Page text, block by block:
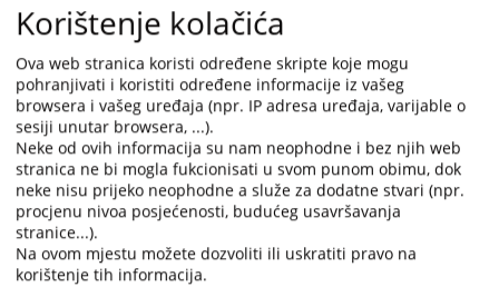
Prikazana vijest je na
Prateći dokumenti
EJN izvještaj
PREGLEDA
Korištenje kolačića
Ova web stranica koristi određene skripte koje mogu
pohranjivati i koristiti određene informacije iz vašeg
browsera i vašeg uređaja (npr. IP adresa uređaja, varijable o
sesiji unutar browsera, ...).
Neke od ovih informacija su nam neophodne i bez njih web
stranica ne bi mogla fukcionisati u svom punom obimu, dok
neke nisu prijeko neophodne a služe za dodatne stvari (npr.
procjenu nivoa posjećenosti, budućeg usavršavanja
stranice...).
Na ovom mjestu možete dozvoliti ili uskratiti pravo na
korištenje tih informacija.